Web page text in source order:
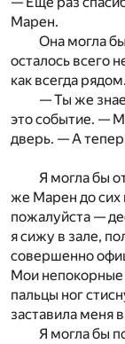
Марен.
Она могла
осталось всего
как всегда рядом.
— Ты же
это событие. —
дверь. — А
Я могла бы
же Марен до сих
пожалуйста —
я сижу в зале,
совершенно
Мои непокорные
пальцы ног
заставила меня
Я могла бы